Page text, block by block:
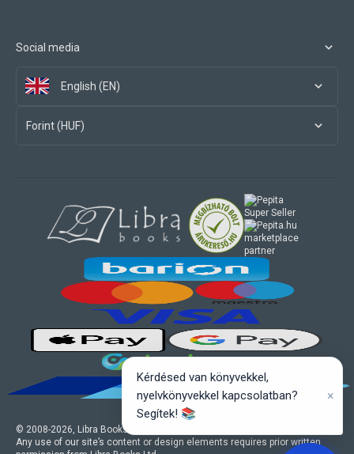
Social media
English (EN)
Forint (HUF)
© 2008-2026, Libra Books Ltd. All rights reserved.
Any use of our site’s content or design elements requires prior written
marketplace
partner
Kérdésed van könyvekkel,
nyelvkönyvekkel kapcsolatban?
Segítek! 📚
×